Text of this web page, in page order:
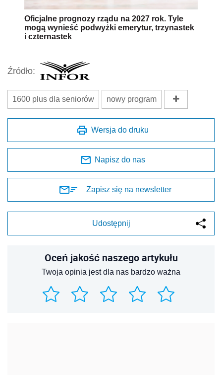
Oficjalne prognozy rządu na 2027 rok. Tyle
mogą wynieść podwyżki emerytur, trzynastek
i czternastek
Źródło:
1600 plus dla seniorów nowy program
Wersja do druku
Napisz do nas
Zapisz się na newsletter
Udostępnij
Oceń jakość naszego artykułu
Twoja opinia jest dla nas bardzo ważna